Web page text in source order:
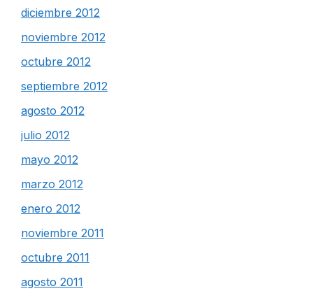
diciembre 2012
noviembre 2012
octubre 2012
septiembre 2012
agosto 2012
julio 2012
mayo 2012
marzo 2012
enero 2012
noviembre 2011
octubre 2011
agosto 2011